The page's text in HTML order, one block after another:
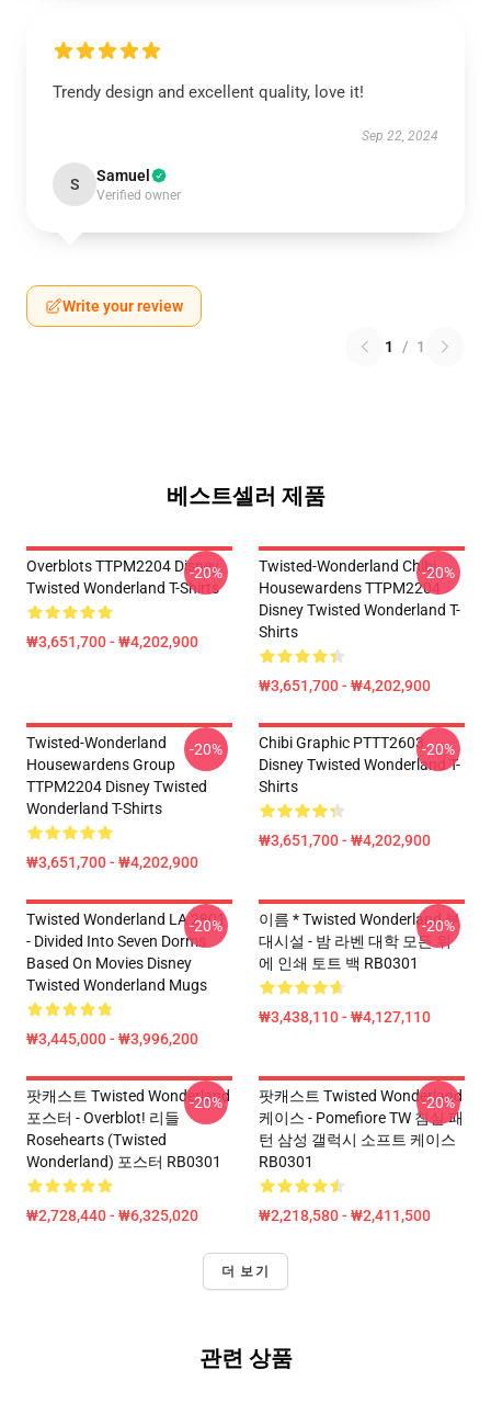
Trendy design and excellent quality, love it!
Sep 22, 2024
S Samuel
Verified owner
Write your review
1 / 1
베스트셀러 제품
Overblots TTPM2204 Disney
Twisted Wonderland T-Shirts
₩3,651,700 - ₩4,202,900
-20%
Twisted-Wonderland Chibi
Housewardens TTPM2204
Disney Twisted Wonderland T-
Shirts
₩3,651,700 - ₩4,202,900
-20%
Twisted-Wonderland
Housewardens Group
TTPM2204 Disney Twisted
Wonderland T-Shirts
₩3,651,700 - ₩4,202,900
-20%
Chibi Graphic PTTT2603
Disney Twisted Wonderland T-
Shirts
₩3,651,700 - ₩4,202,900
-20%
Twisted Wonderland LA 2801
- Divided Into Seven Dorms
Based On Movies Disney
Twisted Wonderland Mugs
₩3,445,000 - ₩3,996,200
-20%
이름 * Twisted Wonderland 부
대시설 - 밤 라벤 대학 모든 위
에 인쇄 토트 백 RB0301
₩3,438,110 - ₩4,127,110
-20%
팟캐스트 Twisted Wonderland
포스터 - Overblot! 리들
Rosehearts (Twisted
Wonderland) 포스터 RB0301
₩2,728,440 - ₩6,325,020
-20%
팟캐스트 Twisted Wonderland
케이스 - Pomefiore TW 침실 패
턴 삼성 갤럭시 소프트 케이스
RB0301
₩2,218,580 - ₩2,411,500
-20%
더 보기
관련 상품